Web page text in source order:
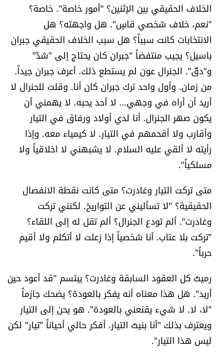
الخلاف الحقيقي بين الإثنين؟ "أمور خاصة". خاصة؟
"نعم، خلاف شخصي قاسٍ". هل واجهته؟ هل
الانتخابات كانت سبباً؟ هل سبب الخلاف الحقيقي جبران
باسيل؟ يجيب منتفضاً "جبران كان يحتاج إلى "شدّ"
و"دقّ". الجنرال عون لم يستطع ذلك. أعرف جبران جيداً.
من زمان. وأول واحد ترك جبران كان أنا. وقلت للجنرال لا
أريد أن أراه في وجهي... لا أحد يحبه. لا يهمني أن
يكون صهر الجنرال. أنا لدي أولاد ورفاق في التيار
وأقارب ولا أقحمهم في التيار. لا كيمياء معه. وإذا
رأيته لا ألقي عليه السلام. لا يشبهني لا اخلاقياً ولا
مسلكياً".
متى تركت التيار وغادرت؟ متى كانت نقطة الانفصال
الحقيقية؟ "لا تسأليني عن التواريخ. لكنني تركت
وغادرت". ألم تودع الجنرال؟ ألم تقل له إلى اللقاء؟
"تركت بلا عتاب. أنا شخصياً إذا زعلت لا أتكلم ولا أقيم
حرباً".
رميتُ كل العقود السابقة وغادرت؟ يبتسم "قد أعود حين
أريد". هل هذا معناه أنه يفكر بالعودة؟ يضحك جازماً
"لا، لا. لا شيء يقنعني بالعودة". هو يحن إلى التيار
ويعترف بذلك "أنا بنيتُ التيار. أفكر حالي أحياناً "تيار" لكن
ليس هذا التيار".